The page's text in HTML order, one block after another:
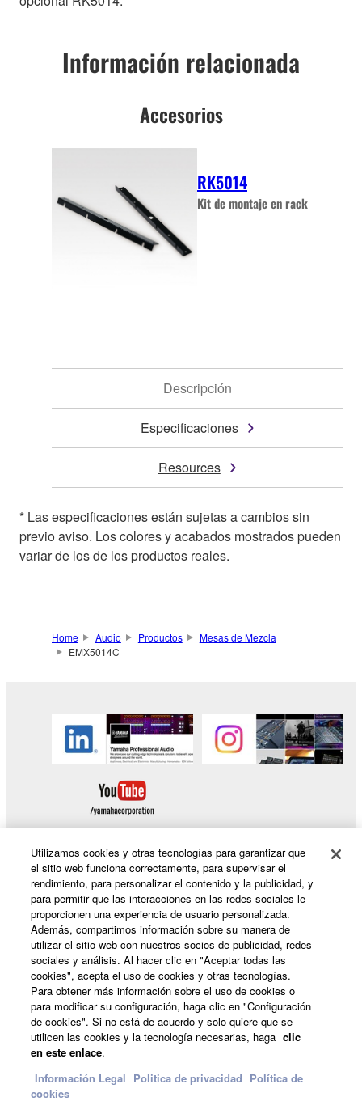
Información relacionada
Accesorios
RK5014
Kit de montaje en rack
Descripción
Especificaciones
Resources
* Las especificaciones están sujetas a cambios sin
previo aviso. Los colores y acabados mostrados pueden
variar de los de los productos reales.
Home Audio Productos
Mesas de Mezcla
EMX5014C
Productos y soluciones
Noticias
Acerca de Yamaha
España - Spanish
Utilizamos cookies y otras tecnologías para garantizar que
el sitio web funciona correctamente, para supervisar el
rendimiento, para personalizar el contenido y la publicidad, y
para permitir que las interacciones en las redes sociales le
proporcionen una experiencia de usuario personalizada.
Además, compartimos información sobre su manera de
utilizar el sitio web con nuestros socios de publicidad, redes
sociales y análisis. Al hacer clic en "Aceptar todas las
cookies", acepta el uso de cookies y otras tecnologías.
Para obtener más información sobre el uso de cookies o
para modificar su configuración, haga clic en "Configuración
de cookies". Si no está de acuerdo y solo quiere que se
utilicen las cookies y la tecnología necesarias, haga clic
en este enlace.
Información Legal Politica de privacidad Política de
cookies